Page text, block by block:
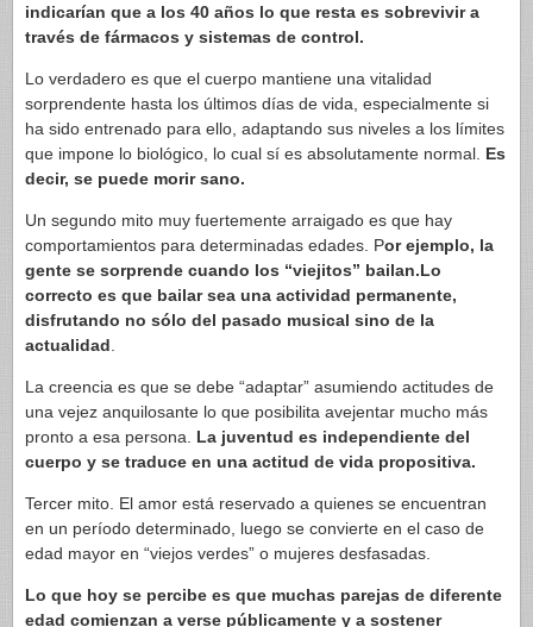
indicarían que a los 40 años lo que resta es sobrevivir a
través de fármacos y sistemas de control.
Lo verdadero es que el cuerpo mantiene una vitalidad
sorprendente hasta los últimos días de vida, especialmente si
ha sido entrenado para ello, adaptando sus niveles a los límites
que impone lo biológico, lo cual sí es absolutamente normal. Es
decir, se puede morir sano.
Un segundo mito muy fuertemente arraigado es que hay
comportamientos para determinadas edades. Por ejemplo, la
gente se sorprende cuando los “viejitos” bailan.Lo
correcto es que bailar sea una actividad permanente,
disfrutando no sólo del pasado musical sino de la
actualidad
La creencia es que se debe “adaptar” asumiendo actitudes de
una vejez anquilosante lo que posibilita avejentar mucho más
pronto a esa persona. La juventud es independiente del
cuerpo y se traduce en una actitud de vida propositiva.
Tercer mito. El amor está reservado a quienes se encuentran
en un período determinado, luego se convierte en el caso de
edad mayor en “viejos verdes” o mujeres desfasadas.
Lo que hoy se percibe es que muchas parejas de diferente
edad comienzan a verse públicamente y a sostener